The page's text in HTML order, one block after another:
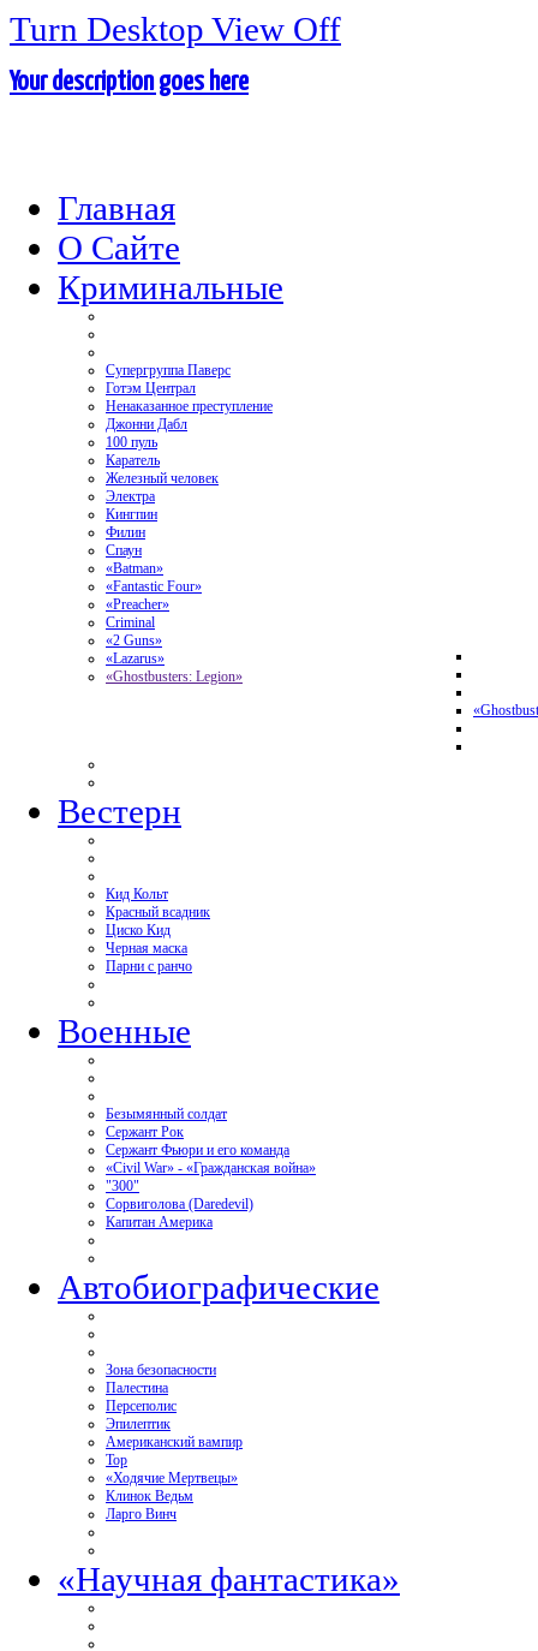
Turn Desktop View Off
Your description goes here
Главная
О Сайте
Криминальные
Супергруппа Паверс
Готэм Централ
Ненаказанное преступление
Джонни Дабл
100 пуль
Каратель
Железный человек
Электра
Кингпин
Филин
Спаун
«Batman»
«Fantastic Four»
«Preacher»
Criminal
«2 Guns»
«Lazarus»
«Ghostbusters: Legion»
Вестерн
Кид Кольт
Красный всадник
Циско Кид
Черная маска
Парни с ранчо
Военные
Безымянный солдат
Сержант Рок
Сержант Фьюри и его команда
«Civil War» - «Гражданская война»
"300"
Сорвиголова (Daredevil)
Капитан Америка
Автобиографические
Зона безопасности
Палестина
Персеполис
Эпилептик
Американский вампир
Тор
«Ходячие Мертвецы»
Клинок Ведьм
Ларго Винч
«Научная фантастика»